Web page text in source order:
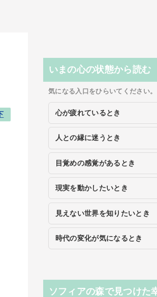
いまの心の状態から読む
気になる入口をひらいてください。
心が疲れているとき
人との縁に迷うとき
目覚めの感覚があるとき
現実を動かしたいとき
見えない世界を知りたいとき
時代の変化が気になるとき
ソフィアの森で見つけた